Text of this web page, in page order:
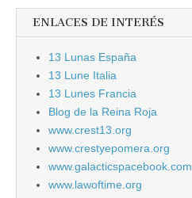
ENLACES DE INTERÉS
13 Lunas España
13 Lune Italia
13 Lunes Francia
Blog de la Reina Roja
www.crest13.org
www.crestyepomera.org
www.galacticspacebook.com
www.lawoftime.org